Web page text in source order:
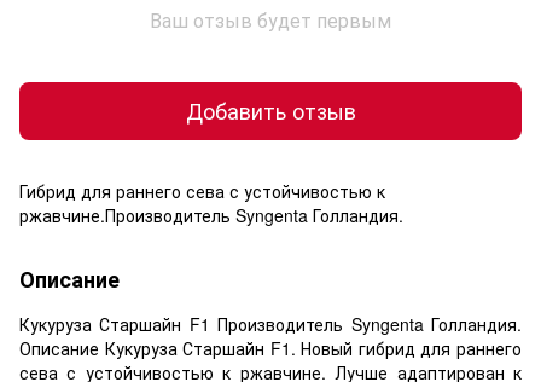
Ваш отзыв будет первым
Добавить отзыв
Гибрид для раннего сева с устойчивостью к
ржавчине.Производитель Syngenta Голландия.
Описание
Кукуруза Старшайн F1 Производитель Syngenta Голландия.
Описание Кукуруза Старшайн F1. Новый гибрид для раннего
сева с устойчивостью к ржавчине. Лучше адаптирован к